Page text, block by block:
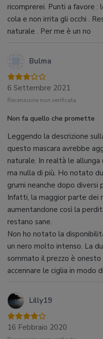
ricomprerei. Punti a favore :
cola e non irrita gli occhi .
naturale . Per me è un no
Bulma
6 Settembre 2021
Recensione non verificata
Non fa quello che promette
Leggendo la descrizione
questo mascara avrebbe
naturale. In realtà le allunga
ma nulla di più. Ho notato
grumi neanche dopo diversi
Infatti, la maggior parte dei
aumentandone così la
restano sane.
Non ho notato la
un nero molto intenso. La
sommato il prezzo è
accennare le ciglia in modo
Lilly19
16 Febbraio 2020